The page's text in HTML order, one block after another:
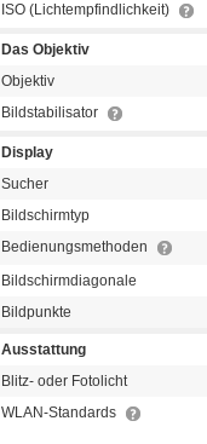
ISO (Lichtempfindlichkeit)
Das Objektiv
Objektiv
Bildstabilisator
Display
Sucher
Bildschirmtyp
Bedienungsmethoden
Bildschirmdiagonale
Bildpunkte
Ausstattung
Blitz- oder Fotolicht
WLAN-Standards